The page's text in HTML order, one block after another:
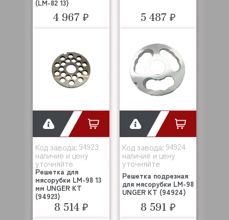
(LM-82 13)
4 967 ₽ 5 487 ₽
Код завода: 94923
наличие и цену
уточняйте
Решетка для
мясорубки LM-98 13
мм UNGER KT
(94923)
8 514 ₽
Код завода: 94924
наличие и цену
уточняйте
Решетка подрезная
для мясорубки LM-98
UNGER KT (94924)
8 591 ₽